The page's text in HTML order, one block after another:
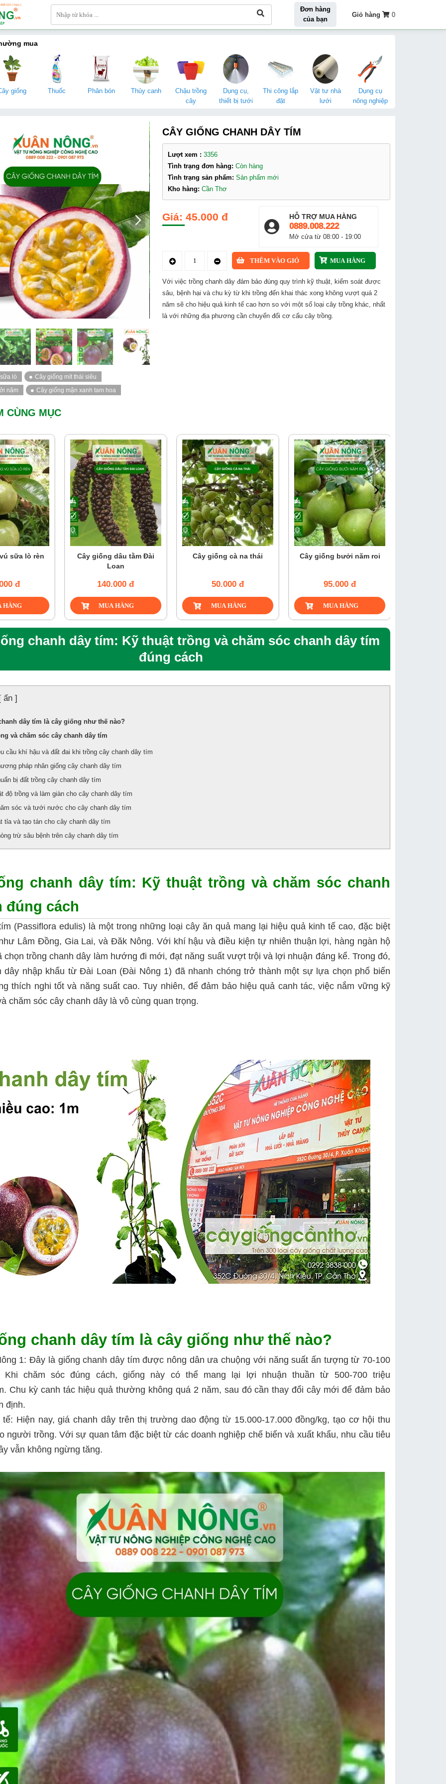
Đơn hàng
của bạn
Giỏ hàng 0
mua
giống Thuốc Phân bón Thủy canh
Chậu trồng
cây
Dụng cụ,
thiết bị tưới
Thi công lắp
đặt
Vật tư nhà
lưới
Dụng cụ
nông nghiệp
CÂY GIỐNG CHANH DÂY TÍM
Lượt xem :3356
Tình trạng đơn hàng:Còn hàng
Tình trạng sản phẩm:Sản phẩm mới
Kho hàng:Cần Thơ
45.000 đ HỖ TRỢ MUA HÀNG
0889.008.222
Mở cửa từ 08:00 - 19:00
Với việc trồng chanh dây đảm bảo đúng quy trình kỹ thuật, kiểm soát được
sâu, bệnh hại và chu kỳ từ khi trồng đến khai thác xong không vượt quá 2
năm sẽ cho hiệu quả kinh tế cao hơn so với một số loại cây trồng khác, nhất
là với những địa phương cần chuyển đổi cơ cấu cây trồng.
CÙNG MỤC
sữa lò rèn
đ
Cây giống dâu tằm Đài
Loan
140.000 đ
Cây giống cà na thái
50.000 đ
Cây giống bưởi năm roi
95.000 đ
›
chanh dây tím: Kỹ thuật trồng và chăm sóc chanh dây tím
đúng cách
ẩn ]
dây tím là cây giống như thế nào?
và chăm sóc cây chanh dây tím
cầu khí hậu và đất đai khi trồng cây chanh dây tím
pháp nhân giống cây chanh dây tím
bị đất trồng cây chanh dây tím
độ trồng và làm giàn cho cây chanh dây tím
sóc và tưới nước cho cây chanh dây tím
tỉa và tạo tán cho cây chanh dây tím
trừ sâu bệnh trên cây chanh dây tím
chanh dây tím: Kỹ thuật trồng và chăm sóc chanh
đúng cách
(Passiflora edulis) là một trong những loại cây ăn quả mang lại hiệu quả kinh tế cao, đặc biệt
Lâm Đồng, Gia Lai, và Đăk Nông. Với khí hậu và điều kiện tự nhiên thuận lợi, hàng ngàn hộ
chọn trồng chanh dây làm hướng đi mới, đạt năng suất vượt trội và lợi nhuận đáng kể. Trong đó,
dây nhập khẩu từ Đài Loan (Đài Nông 1) đã nhanh chóng trở thành một sự lựa chọn phổ biến
thích nghi tốt và năng suất cao. Tuy nhiên, để đảm bảo hiệu quả canh tác, việc nắm vững kỹ
chăm sóc cây chanh dây là vô cùng quan trọng.
chanh dây tím là cây giống như thế nào?
1: Đây là giống chanh dây tím được nông dân ưa chuộng với năng suất ấn tượng từ 70-100
Khi chăm sóc đúng cách, giống này có thể mang lại lợi nhuận thuần từ 500-700 triệu
Chu kỳ canh tác hiệu quả thường không quá 2 năm, sau đó cần thay đổi cây mới để đảm bảo
định.
Hiện nay, giá chanh dây trên thị trường dao động từ 15.000-17.000 đồng/kg, tạo cơ hội thu
người trồng. Với sự quan tâm đặc biệt từ các doanh nghiệp chế biến và xuất khẩu, nhu cầu tiêu
vẫn không ngừng tăng.